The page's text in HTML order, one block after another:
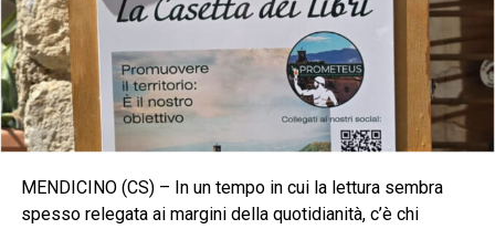
MENDICINO (CS) – In un tempo in cui la lettura sembra
spesso relegata ai margini della quotidianità, c’è chi